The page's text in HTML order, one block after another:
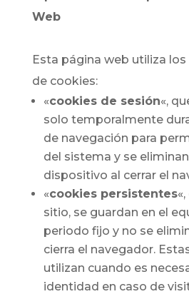
Web
Esta página web utiliza
de cookies:
«cookies de sesión«,
solo temporalmente
de navegación para
del sistema y se
dispositivo al cerrar el
«cookies persistentes
sitio, se guardan en el
periodo fijo y no se
cierra el navegador.
utilizan cuando es
identidad en caso de